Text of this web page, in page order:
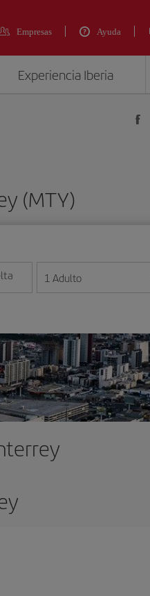
Empresas Ayuda
Experiencia Iberia
(MTY)
añoen formato día/mes/año
1 Adulto